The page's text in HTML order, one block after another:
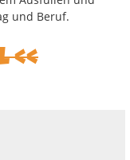
und Beruf.